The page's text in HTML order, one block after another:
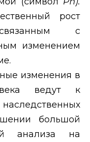
рост
с
изменением
изменения в
ведут к
большой
анализа на